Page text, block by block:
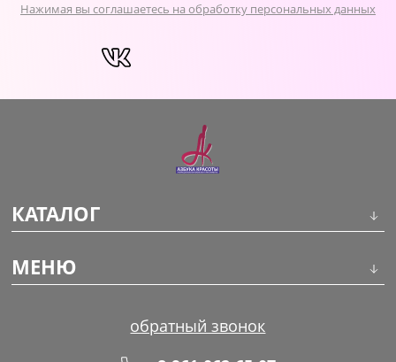
Нажимая вы соглашаетесь на обработку персональных данных
КАТАЛОГ
Макияж
МЕНЮ
обратный звонок